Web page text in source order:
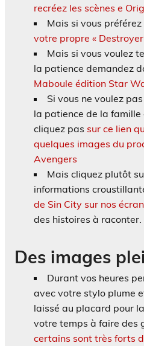
recréez les scènes e
Mais si vous préférez
votre propre « Destroyer
Mais si vous voulez
la patience demandez
Maboule édition Star
Si vous ne voulez
la patience de la famille
cliquez pas sur ce lien
quelques images du
Avengers
Mais cliquez plutôt
informations
de Sin City sur nos
des histoires à raconter.
Des images
Durant vos heures
avec votre stylo plume
laissé au placard pour
votre temps à faire des
certains sont très forts